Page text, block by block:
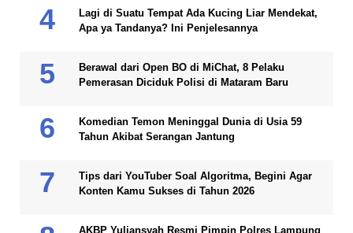
Lagi di Suatu Tempat Ada Kucing Liar Mendekat,
Apa ya Tandanya? Ini Penjelesannya
Berawal dari Open BO di MiChat, 8 Pelaku
Pemerasan Diciduk Polisi di Mataram Baru
Komedian Temon Meninggal Dunia di Usia 59
Tahun Akibat Serangan Jantung
Tips dari YouTuber Soal Algoritma, Begini Agar
Konten Kamu Sukses di Tahun 2026
AKBP Yuliansyah Resmi Pimpin Polres Lampung